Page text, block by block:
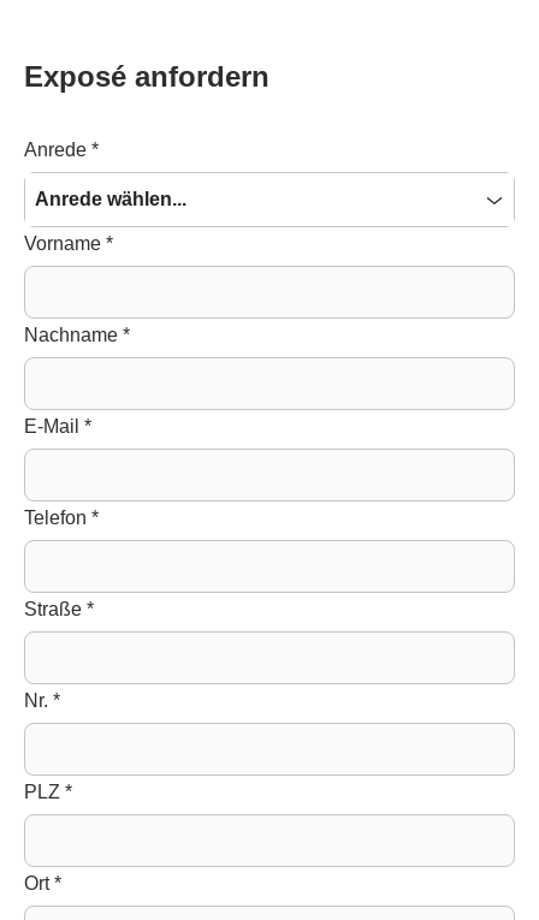
Exposé anfordern
Anrede *
Anrede wählen...
Vorname *
Nachname *
E-Mail *
Telefon *
Straße *
Nr. *
PLZ *
Ort*